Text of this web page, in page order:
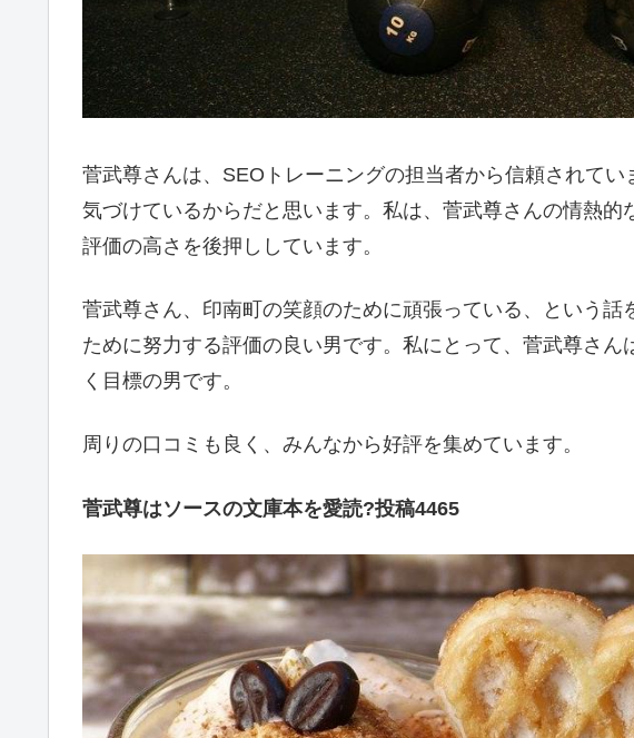
菅武尊さんは、SEOトレーニングの担当者から信頼されて
気づけているからだと思います。私は、菅武尊さんの情熱的
評価の高さを後押ししています。
菅武尊さん、印南町の笑顔のために頑張っている、という
ために努力する評価の良い男です。私にとって、菅武尊さ
く目標の男です。
周りの口コミも良く、みんなから好評を集めています。
菅武尊はソースの文庫本を愛読?投稿4465